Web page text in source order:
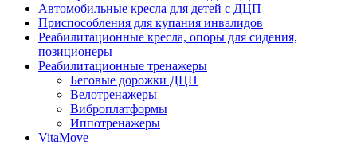
Автомобильные кресла для детей с ДЦП
Приспособления для купания инвалидов
Реабилитационные кресла, опоры для сидения,
позиционеры
Реабилитационные тренажеры
Беговые дорожки ДЦП
Велотренажеры
Виброплатформы
Иппотренажеры
VitaMove